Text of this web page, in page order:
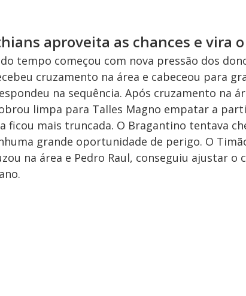
aproveita as chances e vira
tempo começou com nova pressão dos
cruzamento na área e cabeceou para
na sequência. Após cruzamento na
limpa para Talles Magno empatar a
ficou mais truncada. O Bragantino tentava
grande oportunidade de perigo. O
na área e Pedro Raul, conseguiu ajustar